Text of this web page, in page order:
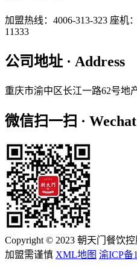
加盟热线：4006-313-323 座机
11333
公司地址 · Address
重庆市渝中区长江一路62号地
微信扫一扫 · Wechat
Copyright © 2023 朝天门餐饮
加盟需谨慎 XML地图 渝ICP备